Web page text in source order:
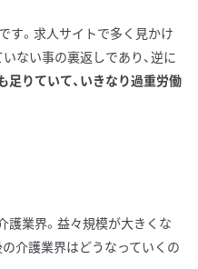
す。求人サイトで多く見かけ
ない事の裏返しであり、逆に
足りていて、いきなり過重労働
護業界。益々規模が大きくな
介護業界はどうなっていくの